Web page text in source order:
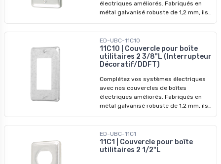
électriques améliorés. Fabriqués en
métal galvanisé robuste de 1,2 mm, ils
ED-UBC-11C10
11C10 | Couvercle pour boîte
utilitaires 2 3/8"L (Interrupteur
Décoratif/DDFT)
Complétez vos systèmes électriques
avec nos couvercles de boîtes
électriques améliorés. Fabriqués en
métal galvanisé robuste de 1,2 mm, ils
ED-UBC-11C1
11C1 | Couvercle pour boîte
utilitaires 2 1/2"L